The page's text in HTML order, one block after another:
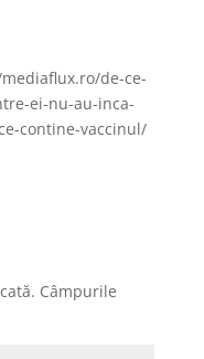
de-ce-
ei-nu-au-inca-
contine-vaccinul/
Câmpurile